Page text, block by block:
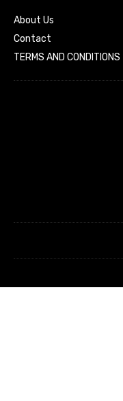
About Us
Contact
TERMS AND CONDITIONS